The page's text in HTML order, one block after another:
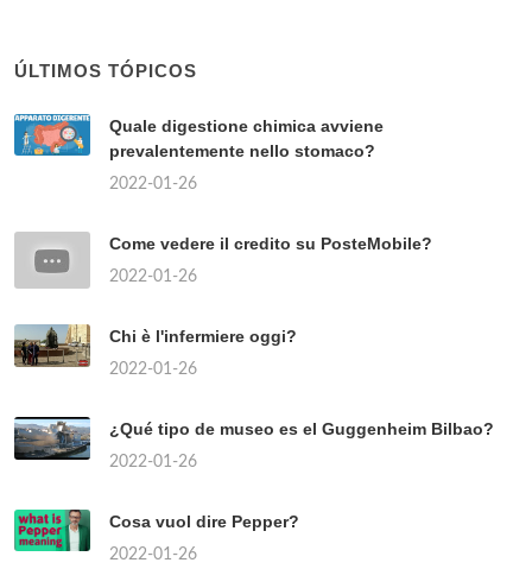
ÚLTIMOS TÓPICOS
Quale digestione chimica avviene
prevalentemente nello stomaco?
2022-01-26
Come vedere il credito su PosteMobile?
2022-01-26
Chi è l'infermiere oggi?
2022-01-26
¿Qué tipo de museo es el Guggenheim Bilbao?
2022-01-26
Cosa vuol dire Pepper?
2022-01-26